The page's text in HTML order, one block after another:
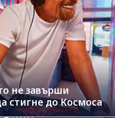
не завърши
стигне до Космоса